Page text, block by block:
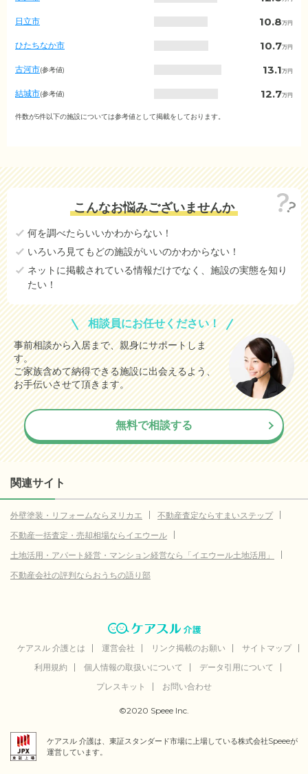
額
費
用
相
（市
町
別）
日立市 10.8万円
ひたちなか市 10.7万円
古河市(参考値) 13.1万円
結城市(参考値) 12.7万円
龍ケ崎市(参考値)
10.8
笠間市(参考値) 15.6
13.7
牛久市(参考値)
守谷市(参考値)
常陸大宮市(参考値) 8.5万円
那珂市(参考値) 8.5万円
かすみがうら市(参考値) 9.1
神栖市(参考値) 15.7万円
鉾田市(参考値) 10.0万円
つくばみらい市 13.4万円
東茨城郡城里町(参考値) 12.8万円
那珂郡東海村
久慈郡大子町(参考値) 14.2
石岡市 データなし
下妻市
データなし
鹿嶋市 データなし
潮来市 データなし
データなし
データなし
桜川市 データなし
件数が5件以下の施設については参考値として掲載をしております。
こんなお悩みございませんか
何を調べたらいいかわからない！
いろいろ見てもどの施設がいいのかわからない！
ネットに掲載されている情報だけでなく、施設の実態を知り
たい！
相談員にお任せください！
事前相談から入居まで、親身にサポートしま
す。
ご家族含めて納得できる施設に出会えるよう、
お手伝いさせて頂きます。
無料で相談する
関連サイト
外壁塗装・リフォームならヌリカエ
不動産査定ならすまいステップ
不動産一括査定・売却相場ならイエウール
土地活用・アパート経営・マンション経営なら「イエウール土地活用」
不動産会社の評判ならおうちの語り部
ケアスル 介護とは 運営会社 リンク掲載のお願い
サイトマップ
利用規約
個人情報の取扱いについて
データ引用について
プレスキット
お問い合わせ
©2020 Speee Inc.
ケアスル 介護は、東証スタンダード市場に上場している株式会社Speeeが
運営しています。